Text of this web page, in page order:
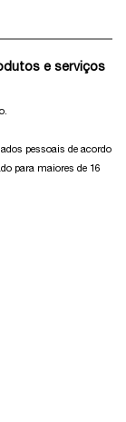
e serviços
pessoais de acordo
para maiores de 16